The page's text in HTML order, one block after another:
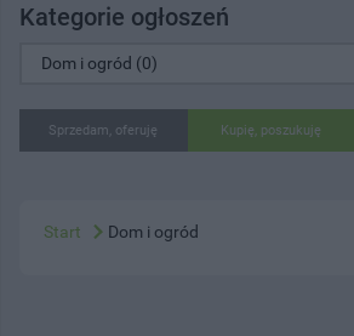
Kategorie ogłoszeń
Sprzedam, oferuję Kupię, poszukuję
Start Dom i ogród